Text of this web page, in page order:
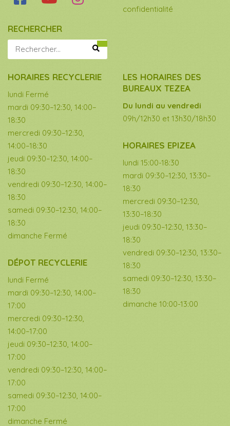
RECHERCHER
confidentialité
HORAIRES RECYCLERIE
lundi Fermé
mardi 09:30–12:30, 14:00–
18:30
mercredi 09:30–12:30,
14:00–18:30
jeudi 09:30–12:30, 14:00–
18:30
vendredi 09:30–12:30, 14:00–
18:30
samedi 09:30–12:30, 14:00–
18:30
dimanche Fermé
DÉPOT RECYCLERIE
lundi Fermé
mardi 09:30–12:30, 14:00–
17:00
mercredi 09:30–12:30,
14:00–17:00
jeudi 09:30–12:30, 14:00–
17:00
vendredi 09:30–12:30, 14:00–
17:00
samedi 09:30–12:30, 14:00–
17:00
dimanche Fermé
LES HORAIRES DES
BUREAUX TEZEA
Du lundi au vendredi
09h/12h30 et 13h30/18h30
HORAIRES EPIZEA
lundi 15:00-18:30
mardi 09:30–12:30, 13:30–
18:30
mercredi 09:30–12:30,
13:30–18:30
jeudi 09:30–12:30, 13:30–
18:30
vendredi 09:30–12:30, 13:30–
18:30
samedi 09:30–12:30, 13:30–
18:30
dimanche 10:00-13:00